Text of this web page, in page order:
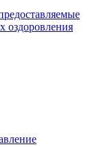
оздоровления